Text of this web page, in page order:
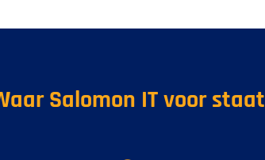
Salomon IT voor staat